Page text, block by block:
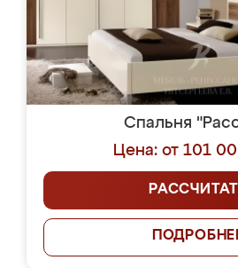
Спальня
Цена: от 101